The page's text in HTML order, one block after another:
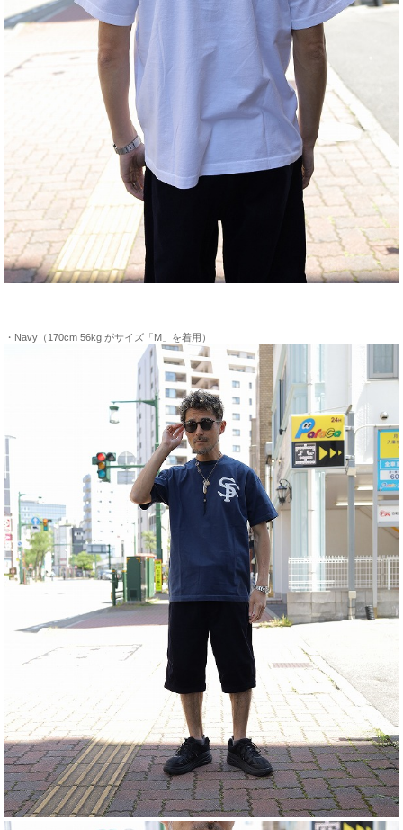
・Navy（170cm 56kg がサイズ「M」を着用）